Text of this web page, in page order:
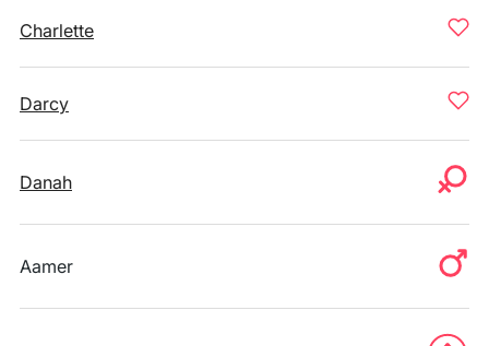
Charlette
Darcy
Danah
Aamer